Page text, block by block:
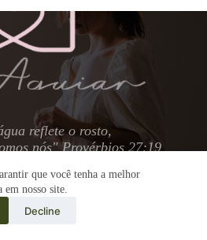
que você tenha a melhor
em nosso site.
Decline
reflete o rosto,
nós" Provérbios 27:19